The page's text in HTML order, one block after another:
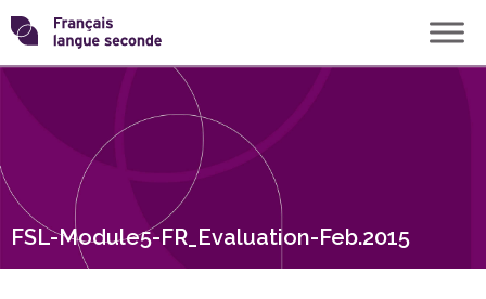
Skip
to
content
Transformons
langue
FSL-Module5-FR_Evaluation-Feb.2015